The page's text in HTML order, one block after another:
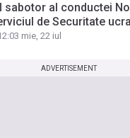
sabotor al conductei
de Securitate
mie, 22 iul
ADVERTISEMENT